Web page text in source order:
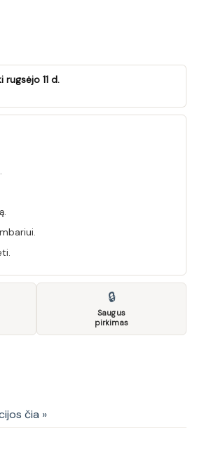
11 d.
🔒
Saugus
pirkimas
čia »